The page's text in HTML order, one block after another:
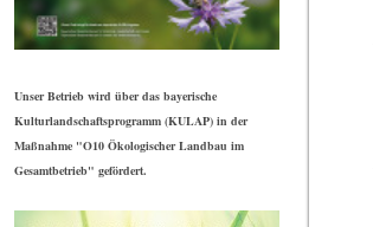
Unser Betrieb wird über das bayerische
Kulturlandschaftsprogramm (KULAP) in der
Maßnahme "O10 Ökologischer Landbau im
Gesamtbetrieb" gefördert.